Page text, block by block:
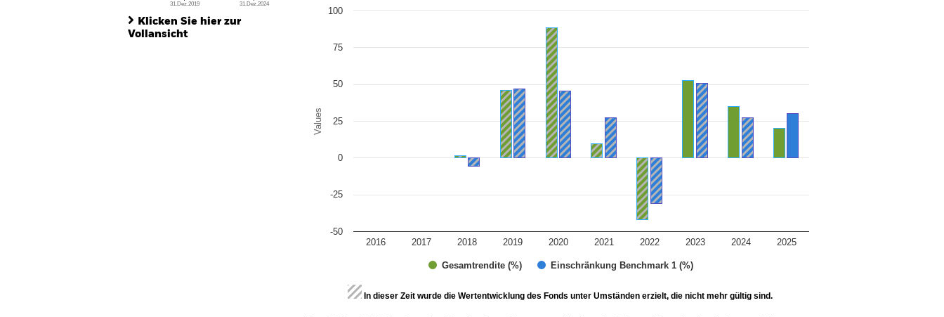
31.Dez.2019 31.Dez.2024
Klicken Sie hier zur
Vollansicht
Chart
Bar chart with 2 data series.
The chart has 1 Y axis displaying Values. Range: -50 to 100.
Values
Gesamtrendite (%) Einschränkung Benchmark 1 (%)
2016 2017 2018 2019 2020 2021 2022 2023 2024 2025
-50
-25
0
25
50
75
100
End of interactive chart.
In dieser Zeit wurde die Wertentwicklung des Fonds unter Umständen erzielt, die nicht mehr gültig sind.